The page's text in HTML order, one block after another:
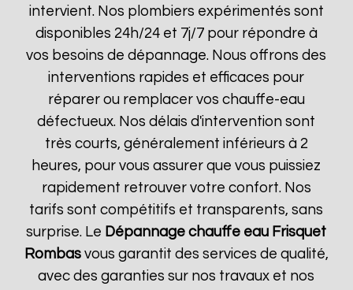
intervient. Nos plombiers expérimentés sont
disponibles 24h/24 et 7j/7 pour répondre à
vos besoins de dépannage. Nous offrons des
interventions rapides et efficaces pour
réparer ou remplacer vos chauffe-eau
défectueux. Nos délais d'intervention sont
très courts, généralement inférieurs à 2
heures, pour vous assurer que vous puissiez
rapidement retrouver votre confort. Nos
tarifs sont compétitifs et transparents, sans
surprise. Le Dépannage chauffe eau Frisquet
Rombasvous garantit des services de qualité,
avec des garanties sur nos travaux et nos